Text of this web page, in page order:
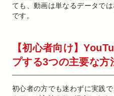
ても、動画は単なるデータで
です。
【初心者向け】
プする3つの主要な方
初心者の方でも迷わずに実践